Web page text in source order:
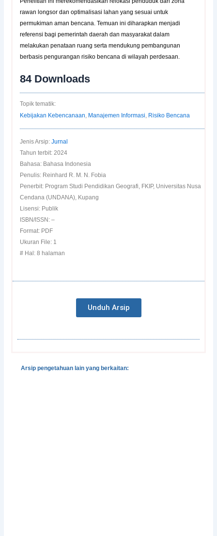
rawan longsor dan optimalisasi lahan yang sesuai untuk
permukiman aman bencana. Temuan ini diharapkan menjadi
referensi bagi pemerintah daerah dan masyarakat dalam
melakukan penataan ruang serta mendukung pembangunan
berbasis pengurangan risiko bencana di wilayah perdesaan.
84Downloads
Topik tematik:
Kebijakan Kebencanaan, Manajemen Informasi, Risiko Bencana
Jenis Arsip:Jurnal
Tahun terbit: 2024
Bahasa: Bahasa Indonesia
Penulis: Reinhard R. M. N. Fobia
Penerbit: Program Studi Pendidikan Geografi, FKIP, Universitas Nusa
Cendana (UNDANA), Kupang
Lisensi: Publik
ISBN/ISSN: –
Format: PDF
Ukuran File: 1
# Hal: 8 halaman
Unduh Arsip
Arsip pengetahuan lain yang berkaitan: